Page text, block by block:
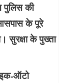
पुलिस की
के पूरे
सुरक्षा के पुख्ता
ऑटो